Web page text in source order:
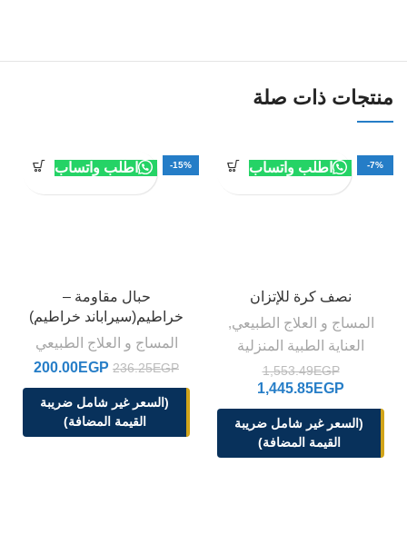
منتجات ذات صلة
-7%
نصف كرة للإتزان
المساج و العلاج الطبيعي,
العناية الطبية المنزلية
1,553.49EGP
1,445.85EGP
(السعر غير شامل ضريبة
القيمة المضافة)
اطلب واتساب -15%
حبال مقاومة –
خراطيم(سيراباند خراطيم)
المساج و العلاج الطبيعي
236.25EGP
200.00EGP
(السعر غير شامل ضريبة
القيمة المضافة)
اطلب واتساب